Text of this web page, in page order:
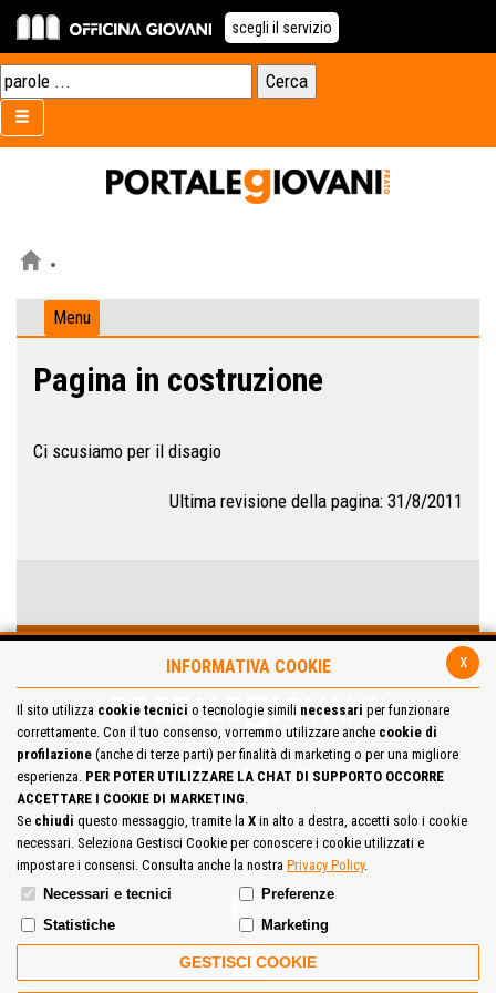
scegli il servizio
Menu
Pagina in costruzione
Ci scusiamo per il disagio
Ultima revisione della pagina: 31/8/2011
Site Map Cookie Policy
x
INFORMATIVA COOKIE
Il sito utilizza cookie tecnici o tecnologie simili necessari per funzionare
correttamente. Con il tuo consenso, vorremmo utilizzare anche cookie di
profilazione (anche di terze parti) per finalità di marketing o per una migliore
esperienza. PER POTER UTILIZZARE LA CHAT DI SUPPORTO OCCORRE
ACCETTARE I COOKIE DI MARKETING.
Se chiudi questo messaggio, tramite la X in alto a destra, accetti solo i cookie
necessari. Seleziona Gestisci Cookie per conoscere i cookie utilizzati e
impostare i consensi. Consulta anche la nostra Privacy Policy.
Necessari e tecnici
Preferenze
Statistiche
Marketing
GESTISCI COOKIE